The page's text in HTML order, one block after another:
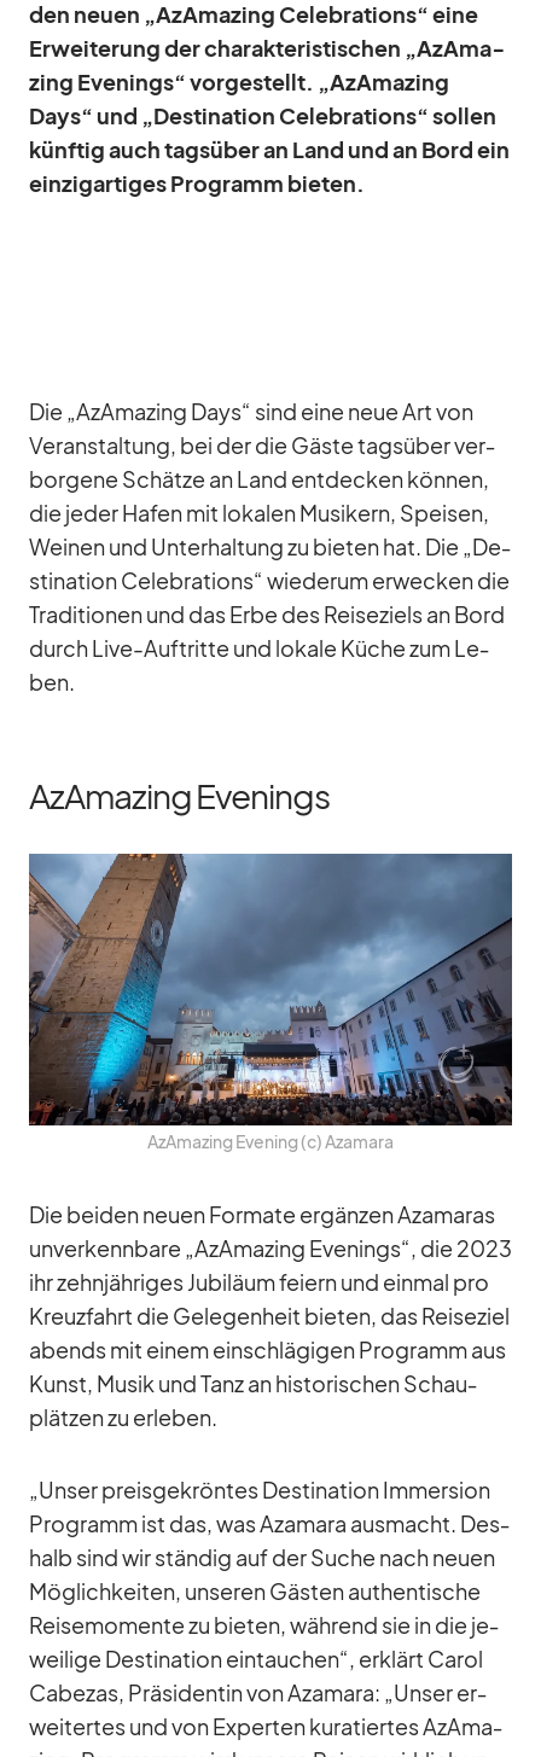
den neuen „AzAma­zing Ce­le­bra­ti­ons“ eine
Er­wei­te­rung der cha­rak­te­ris­ti­schen „AzAma­
zing Evenings“ vor­ge­stellt. „AzAma­zing
Days“ und „De­sti­na­tion Ce­le­bra­ti­ons“ sol­len
künf­tig auch tags­über an Land und an Bord ein
ein­zig­ar­ti­ges Pro­gramm bie­ten.
Die „AzAma­zing Days“ sind eine neue Art von
Ver­an­stal­tung, bei der die Gäste tags­über ver­
bor­gene Schätze an Land ent­de­cken kön­nen,
die je­der Ha­fen mit lo­ka­len Mu­si­kern, Spei­sen,
Wei­nen und Un­ter­hal­tung zu bie­ten hat. Die „De­
sti­na­tion Ce­le­bra­ti­ons“ wie­derum er­we­cken die
Tra­di­tio­nen und das Erbe des Rei­se­ziels an Bord
durch Live-Auf­tritte und lo­kale Kü­che zum Le­
ben.
AzAmazing Evenings
AzAma­zing Evening (c) Aza­mara
Die bei­den neuen For­mate er­gän­zen Aza­ma­ras
un­ver­kenn­bare „AzAma­zing Evenings“, die 2023
ihr zehn­jäh­ri­ges Ju­bi­läum fei­ern und ein­mal pro
Kreuz­fahrt die Ge­le­gen­heit bie­ten, das Rei­se­ziel
abends mit ei­nem ein­schlä­gi­gen Pro­gramm aus
Kunst, Mu­sik und Tanz an his­to­ri­schen Schau­
plät­zen zu er­le­ben.
„Un­ser preis­ge­krön­tes De­sti­na­tion Im­mersion
Pro­gramm ist das, was Aza­mara aus­macht. Des­
halb sind wir stän­dig auf der Su­che nach neuen
Mög­lich­kei­ten, un­se­ren Gäs­ten au­then­ti­sche
Rei­se­mo­mente zu bie­ten, wäh­rend sie in die je­
wei­lige De­sti­na­tion ein­tau­chen“, er­klärt Ca­rol
Ca­be­zas, Prä­si­den­tin von Aza­mara: „Un­ser er­
wei­ter­tes und von Ex­per­ten ku­ra­tier­tes AzAma­